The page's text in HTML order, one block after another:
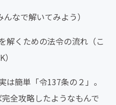
なで解いてみよう）
解くための法令の流れ（こ
簡単「令137条の２」。
全攻略したようなもんで